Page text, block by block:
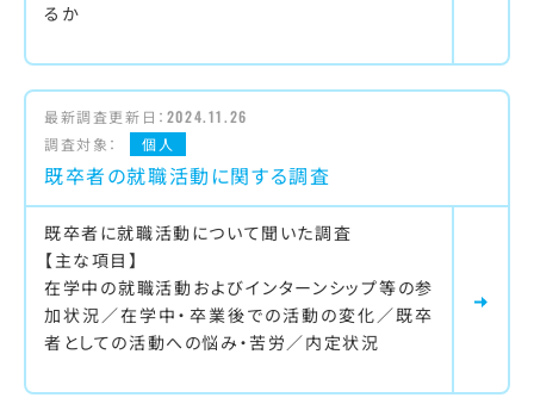
るか
最新調査更新日： 2024.11.26
調査対象：
個人
既卒者の就職活動に関する調査
既卒者に就職活動について聞いた調査
【主な項目】
在学中の就職活動およびインターンシップ等の参
加状況／在学中・卒業後での活動の変化／既卒
者としての活動への悩み・苦労／内定状況